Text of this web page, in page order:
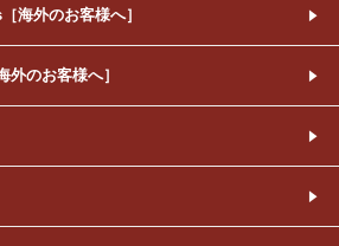
海外のお客様へ］
外のお客様へ］